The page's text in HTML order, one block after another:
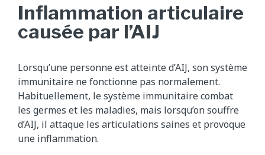
Inflammation articulaire
causée par l’AIJ
Lorsqu’une personne est atteinte d’AIJ, son système
immunitaire ne fonctionne pas normalement.
Habituellement, le système immunitaire combat
les germes et les maladies, mais lorsqu’on souffre
d’AIJ, il attaque les articulations saines et provoque
une inflammation.